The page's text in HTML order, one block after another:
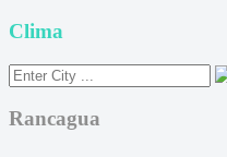
Clima
Rancagua